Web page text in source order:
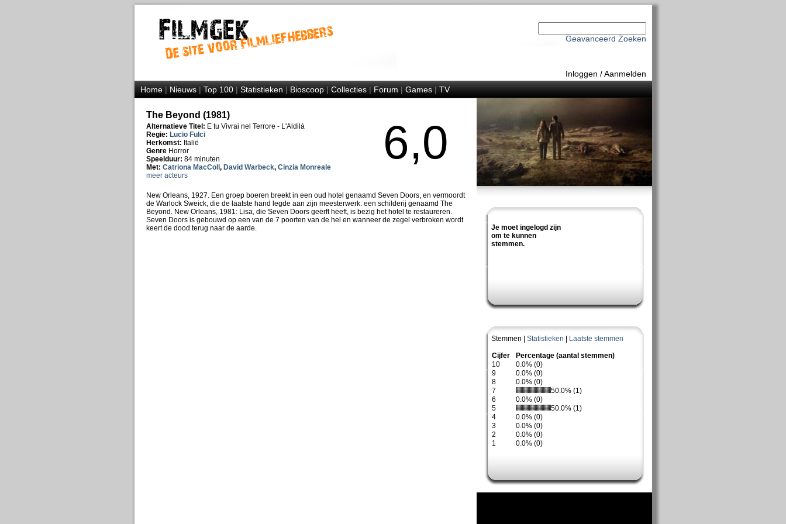
Geavanceerd Zoeken
Inloggen /Aanmelden
Home|Nieuws|Top 100|Statistieken|Bioscoop|Collecties|Forum|Games|TV
Je moet ingelogd zijn
om te kunnen
stemmen.
Stemmen | Statistieken Laatste stemmen
Cijfer
Percentage (aantal stemmen)
10
0.0% (0)
9
0.0% (0)
8
0.0% (0)
7
50.0% (1)
6
0.0% (0)
5
50.0% (1)
4
0.0% (0)
3
0.0% (0)
2
0.0% (0)
1
0.0% (0)
The Beyond (1981)
Alternatieve Titel: E tu Vivrai nel Terrore - L'Aldilà
Regie: Lucio Fulci
Herkomst: Italië
Genre Horror
Speelduur: 84 minuten
Met: Catriona MacColl , David Warbeck, Cinzia Monreale
meer acteurs
6,0
New Orleans, 1927. Een groep boeren breekt in een oud hotel genaamd Seven Doors, en vermoordt
de Warlock Sweick, die de laatste hand legde aan zijn meesterwerk: een schilderij genaamd The
Beyond. New Orleans, 1981: Lisa, die Seven Doors geërft heeft, is bezig het hotel te restaureren.
Seven Doors is gebouwd op een van de 7 poorten van de hel en wanneer de zegel verbroken wordt
keert de dood terug naar de aarde.